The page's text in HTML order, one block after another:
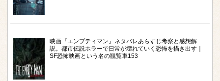
映画『エンプティマン』ネタバレあらすじ考察と感想解
説。都市伝説ホラーで日常が壊れていく恐怖を描き出す｜
SF恐怖映画という名の観覧車153